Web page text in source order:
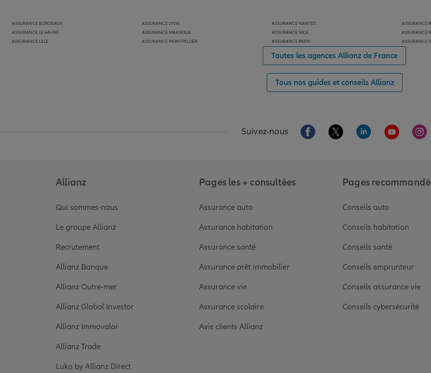
ASSURANCE BORDEAUX
ASSURANCE LE HAVRE
ASSURANCE LILLE
ASSURANCE LYON
ASSURANCE MARSEILLE
ASSURANCE MONTPELLIER
ASSURANCE NANTES
ASSURANCE NICE
ASSURANCE PARIS
ASSURANCE
ASSURANCE
ASSURANCE
Toutes les agences Allianz de France
Tous nos guides et conseils Allianz
Suivez-nous Aller sur la page Facebook de
Aller sur la page Twitter de
Aller sur la page
Aller sur la
Allianz
Qui sommes-nous
Le groupe Allianz
Recrutement
Allianz Banque
Allianz Outre-mer
Allianz Global Investor
Allianz Immovalor
Allianz Trade
Luko by Allianz Direct
Pages les + consultées
Assurance auto
Assurance habitation
Assurance santé
Assurance prêt immobilier
Assurance vie
Assurance scolaire
Avis clients Allianz
Pages
Conseils auto
Conseils habitation
Conseils santé
Conseils emprunteur
Conseils assurance vie
Conseils cybersécurité